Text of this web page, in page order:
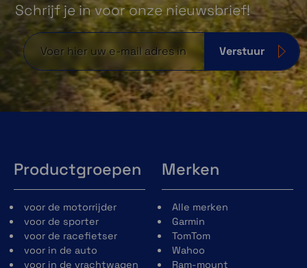
Schrijf je in voor onze nieuwsbrief!
Verstuur
Productgroepen
voor de motorrijder
voor de sporter
voor de racefietser
voor in de auto
voor in de vrachtwagen
Merken
Alle merken
Garmin
TomTom
Wahoo
Ram-mount